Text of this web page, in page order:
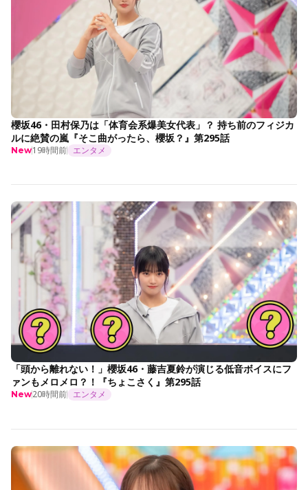
櫻坂46・田村保乃は「体育会系爆美女代表」？ 持ち前のフィジカ
ルに絶賛の嵐『そこ曲がったら、櫻坂？』第295話
New19時間前 エンタメ
「頭から離れない！」櫻坂46・藤吉夏鈴が演じる低音ボイスにフ
ァンもメロメロ？！『ちょこさく』第295話
New20時間前 エンタメ